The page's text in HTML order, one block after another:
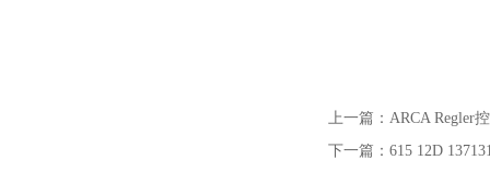
上一篇： ARCA Regler
下一篇： 615 12D